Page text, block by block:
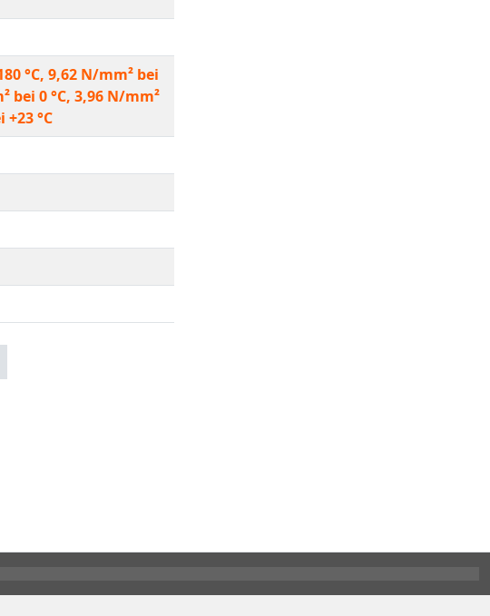
°C, 9,62 N/mm² bei
bei 0 °C, 3,96 N/mm²
+23 °C